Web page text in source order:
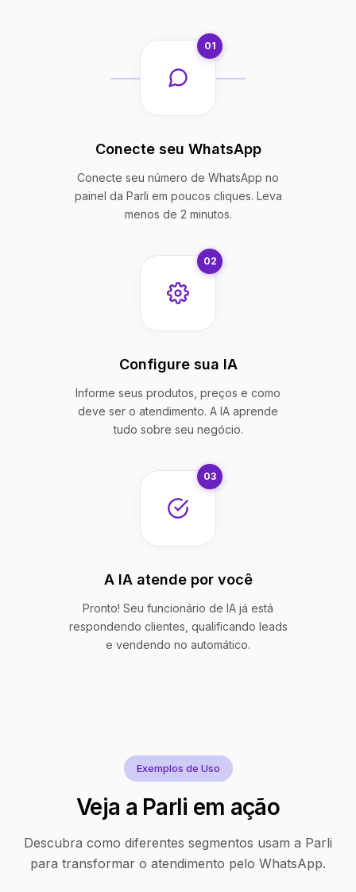
01
Conecte seu WhatsApp
Conecte seu número de WhatsApp no
painel da Parli em poucos cliques. Leva
menos de 2 minutos.
02
Configure sua IA
Informe seus produtos, preços e como
deve ser o atendimento. A IA aprende
tudo sobre seu negócio.
03
A IA atende por você
Pronto! Seu funcionário de IA já está
respondendo clientes, qualificando leads
e vendendo no automático.
Exemplos de Uso
Veja a Parli em ação
Descubra como diferentes segmentos usam a Parli
para transformar o atendimento pelo WhatsApp.